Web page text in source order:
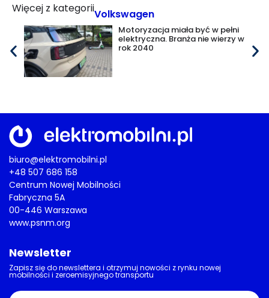
Więcej z kategoriiVolkswagen
Motoryzacja miała być w pełni
elektryczna. Branża nie wierzy w
rok 2040
biuro@elektromobilni.pl
+48 507 686 158
Centrum Nowej Mobilności
Fabryczna 5A
00-446 Warszawa
www.psnm.org
Newsletter
Zapisz się do newslettera i otrzymuj nowości z rynku nowej
mobilności i zeroemisyjnego transportu